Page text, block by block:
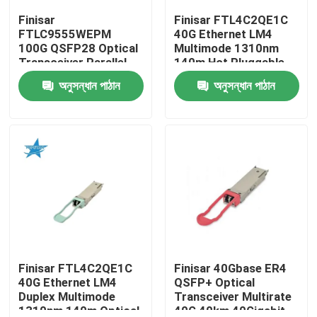
কারখানা ভ্রমণ
মান নিয়ন্ত্রণ
এনভিডিয়া এআই পণ্য
400G/800G অপটিক্যাল মডিউল
100G QSFP28 মডিউল
Finisar
FTLC9555WEPM
100G QSFP28 Optical
Transceiver Parallel
MMF 100M CPRI Hot
Pluggable Port 1 Year
Warranty
অনুসন্ধান পাঠান
Finisar FTL4C2QE1C
40G Ethernet LM4
Multimode 1310nm
140m Hot Pluggable
LC Optical Transceiver
for AIDCঅনুসন্ধান পাঠান
Finisar FTL4C2QE1C
40G Ethernet LM4
Duplex Multimode
1310nm 140m Optical
Finisar 40Gbase ER4
QSFP+ Optical
Transceiver Multirate
40G 40km 40Gigabit